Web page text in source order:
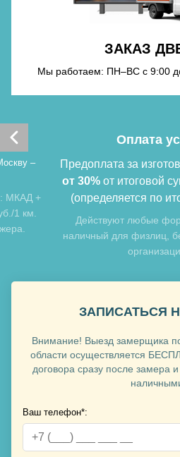
ЗАКАЗ
Мы работаем: ПН–ВС с 9:00
–
МКАД +
1 км.
Оплата
Предоплата за
от 30% от итоговой
(определяется по
Действуют любые
наличный для физлиц,
ЗАПИСАТЬСЯ
Внимание! Выезд замерщика
области осуществляется
договора сразу после замера
Ваш телефон*: